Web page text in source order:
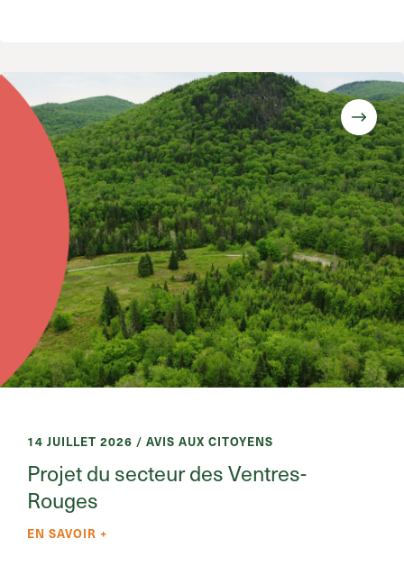
14 JUILLET 2026 / AVIS AUX CITOYENS
Projet du secteur des Ventres-
Rouges
EN SAVOIR +